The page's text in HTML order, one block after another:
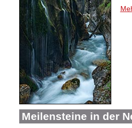
Meilensteine in der